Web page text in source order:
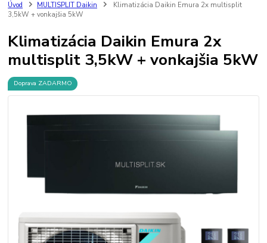
Úvod MULTISPLIT Daikin
Klimatizácia Daikin Emura 2x multisplit
3,5kW + vonkajšia 5kW
Klimatizácia Daikin Emura 2x
multisplit 3,5kW + vonkajšia 5kW
Doprava ZADARMO